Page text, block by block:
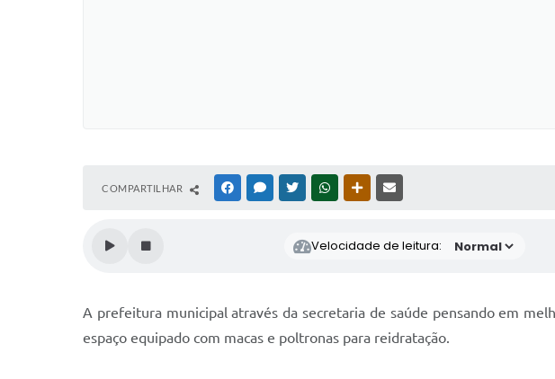
COMPARTILHAR FACEBOOKMESSENGER
TWITTERWHATSAPPOUTRAS MÍDIAS
Velocidade de leitura:
A prefeitura municipal através da secretaria de saúde pensando em
espaço equipado com macas e poltronas para reidratação.